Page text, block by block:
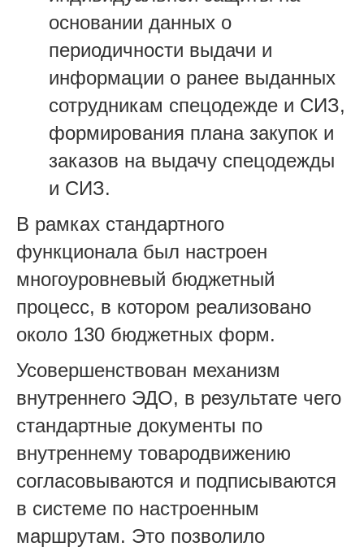
основании данных о
периодичности выдачи и
информации о ранее выданных
сотрудникам спецодежде и СИЗ,
формирования плана закупок и
заказов на выдачу спецодежды
и СИЗ.
В рамках стандартного
функционала был настроен
многоуровневый бюджетный
процесс, в котором реализовано
около 130 бюджетных форм.
Усовершенствован механизм
внутреннего ЭДО, в результате чего
стандартные документы по
внутреннему товародвижению
согласовываются и подписываются
в системе по настроенным
маршрутам. Это позволило